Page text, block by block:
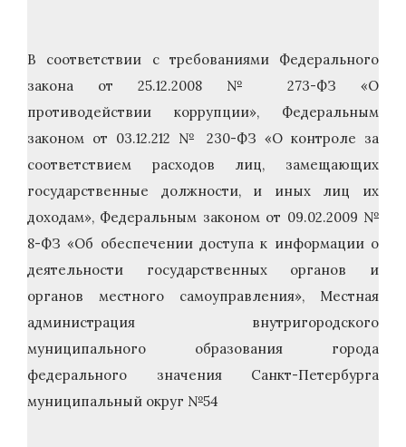
В соответствии с требованиями Федерального
закона от 25.12.2008 № 273-ФЗ «О
противодействии коррупции», Федеральным
законом от 03.12.212 № 230-ФЗ «О контроле за
соответствием расходов лиц, замещающих
государственные должности, и иных лиц их
доходам», Федеральным законом от 09.02.2009 №
8-ФЗ «Об обеспечении доступа к информации о
деятельности государственных органов и
органов местного самоуправления», Местная
администрация внутригородского
муниципального образования города
федерального значения Санкт-Петербурга
муниципальный округ №54